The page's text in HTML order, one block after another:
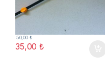
35,00₺
50,00₺